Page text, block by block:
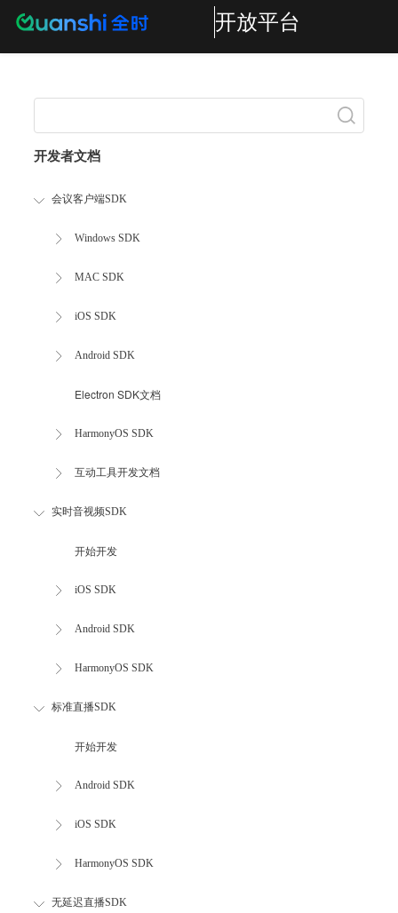
开放平台
开发者文档
会议客户端SDK
Windows SDK
MAC SDK
iOS SDK
Android SDK
Electron SDK文档
HarmonyOS SDK
互动工具开发文档
实时音视频SDK
开始开发
iOS SDK
Android SDK
HarmonyOS SDK
标准直播SDK
开始开发
Android SDK
iOS SDK
HarmonyOS SDK
无延迟直播SDK